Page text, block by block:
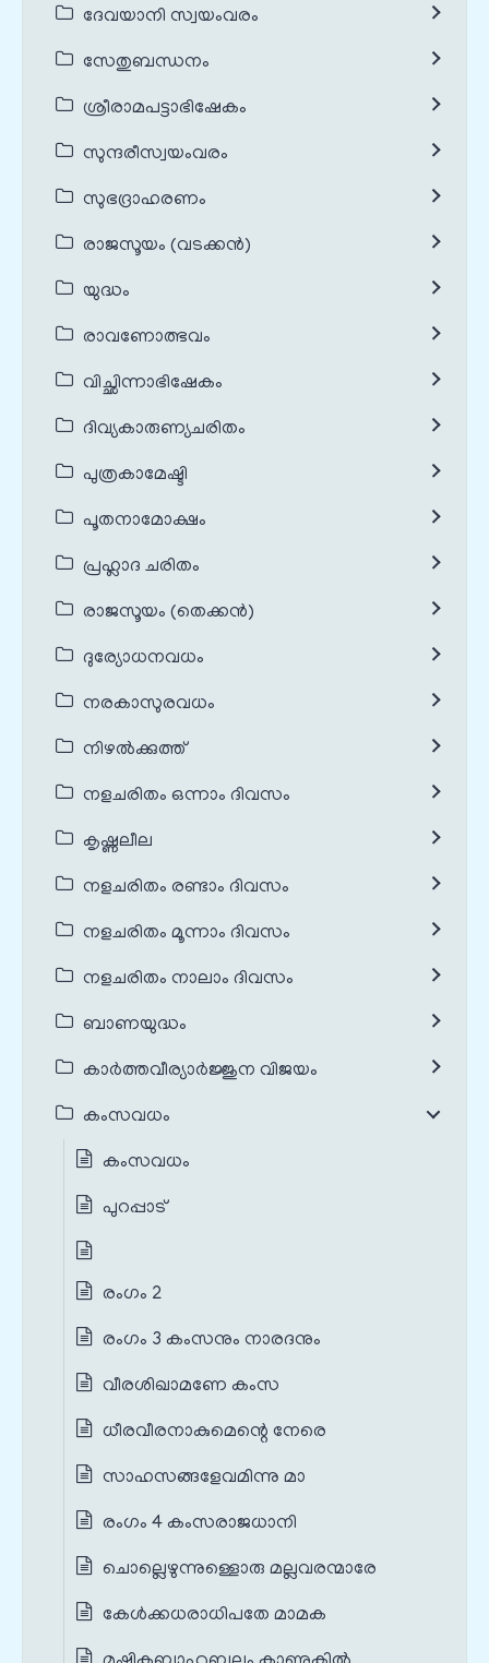
ദേവയാനി സ്വയംവരം
സേതുബന്ധനം
ശ്രീരാമപട്ടാഭിഷേകം
സുന്ദരീസ്വയംവരം
സുഭദ്രാഹരണം
രാജസൂയം (വടക്കൻ)
യുദ്ധം
രാവണോത്ഭവം
വിച്ഛിന്നാഭിഷേകം
ദിവ്യകാരുണ്യചരിതം
പുത്രകാമേഷ്ടി
പൂതനാമോക്ഷം
പ്രഹ്ലാദ ചരിതം
രാജസൂയം (തെക്കൻ)
ദുര്യോധനവധം
നരകാസുരവധം
നിഴൽക്കുത്ത്
നളചരിതം ഒന്നാം ദിവസം
കൃഷ്ണലീല
നളചരിതം രണ്ടാം ദിവസം
നളചരിതം മൂന്നാം ദിവസം
നളചരിതം നാലാം ദിവസം
ബാണയുദ്ധം
കാർത്തവീര്യാർജ്ജുന വിജയം
കംസവധം
കംസവധം
പുറപ്പാട്
രംഗം 2
രംഗം 3 കംസനും നാരദനും
വീരശിഖാമണേ കംസ
ധീരവീരനാകുമെന്റെ നേരെ
സാഹസങ്ങളേവമിന്നു മാ
രംഗം 4 കംസരാജധാനി
ചൊല്ലെഴുന്നുള്ളൊരു മല്ലവരന്മാരേ
കേൾക്കധരാധിപതേ മാമക